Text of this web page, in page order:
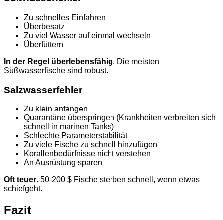
Zu schnelles Einfahren
Überbesatz
Zu viel Wasser auf einmal wechseln
Überfüttern
In der Regel überlebensfähig. Die meisten
Süßwasserfische sind robust.
Salzwasserfehler
Zu klein anfangen
Quarantäne überspringen (Krankheiten verbreiten sich
schnell in marinen Tanks)
Schlechte Parameterstabilität
Zu viele Fische zu schnell hinzufügen
Korallenbedürfnisse nicht verstehen
An Ausrüstung sparen
Oft teuer. 50-200 $ Fische sterben schnell, wenn etwas
schiefgeht.
Fazit